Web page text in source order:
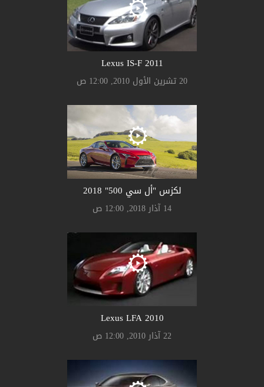
Lexus IS-F 2011
20 تشرين الأول 2010, 12:00 ص
لكزس "أل سي 500" 2018
14 آذار 2018, 12:00 ص
Lexus LFA 2010
22 آذار 2010, 12:00 ص